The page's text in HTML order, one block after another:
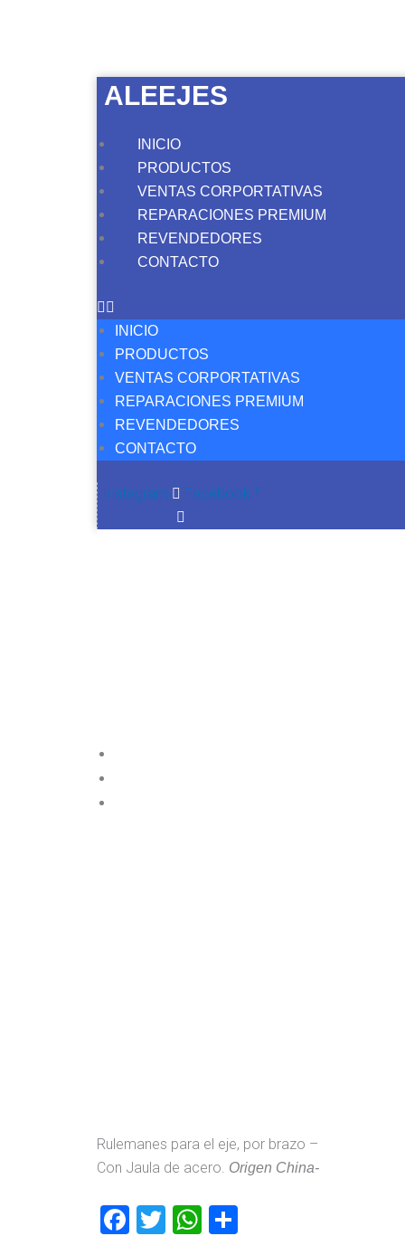
ALEEJES
INICIO
PRODUCTOS
VENTAS CORPORTATIVAS
REPARACIONES PREMIUM
REVENDEDORES
CONTACTO
INICIO
PRODUCTOS
VENTAS CORPORTATIVAS
REPARACIONES PREMIUM
REVENDEDORES
CONTACTO
Instagram Facebook-f
Rulemanes para el eje, por brazo –
Con Jaula de acero. Origen China-
Facebook
TwitterWhatsApp
Compartir
eje
trasero